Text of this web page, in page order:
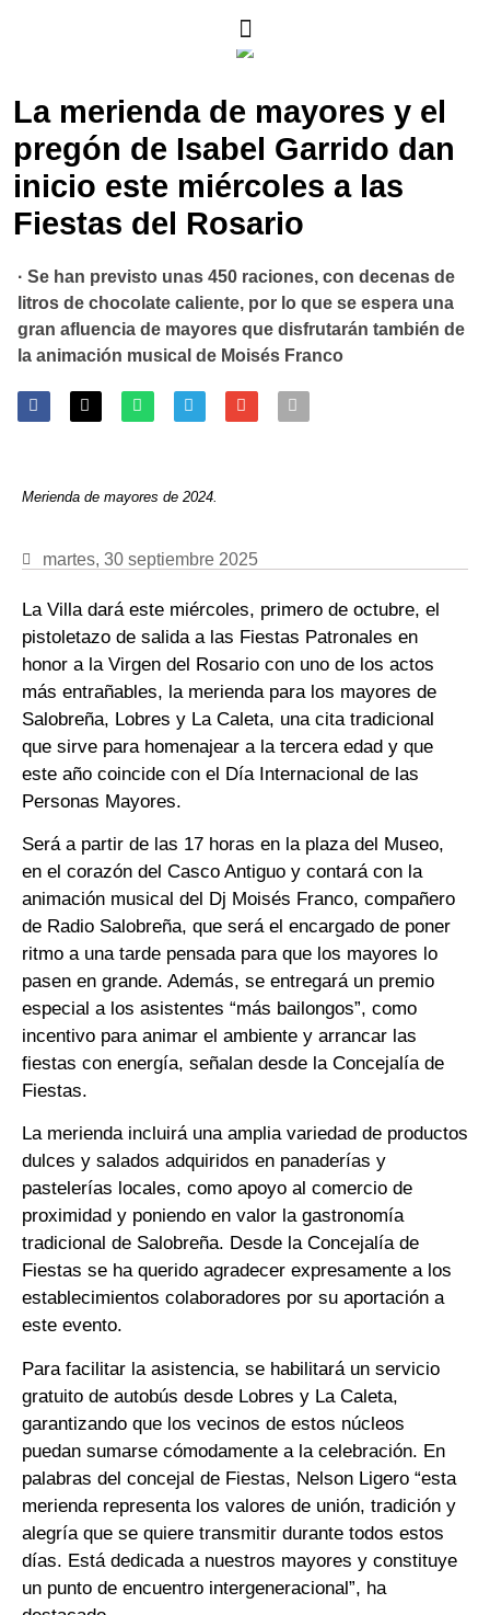
La merienda de mayores y el
pregón de Isabel Garrido dan
inicio este miércoles a las
Fiestas del Rosario
· Se han previsto unas 450 raciones, con decenas de
litros de chocolate caliente, por lo que se espera una
gran afluencia de mayores que disfrutarán también de
la animación musical de Moisés Franco
Merienda de mayores de 2024.
martes, 30 septiembre 2025
La Villa dará este miércoles, primero de octubre, el
pistoletazo de salida a las Fiestas Patronales en
honor a la Virgen del Rosario con uno de los actos
más entrañables, la merienda para los mayores de
Salobreña, Lobres y La Caleta, una cita tradicional
que sirve para homenajear a la tercera edad y que
este año coincide con el Día Internacional de las
Personas Mayores.
Será a partir de las 17 horas en la plaza del Museo,
en el corazón del Casco Antiguo y contará con la
animación musical del Dj Moisés Franco, compañero
de Radio Salobreña, que será el encargado de poner
ritmo a una tarde pensada para que los mayores lo
pasen en grande. Además, se entregará un premio
especial a los asistentes “más bailongos”, como
incentivo para animar el ambiente y arrancar las
fiestas con energía, señalan desde la Concejalía de
Fiestas.
La merienda incluirá una amplia variedad de productos
dulces y salados adquiridos en panaderías y
pastelerías locales, como apoyo al comercio de
proximidad y poniendo en valor la gastronomía
tradicional de Salobreña. Desde la Concejalía de
Fiestas se ha querido agradecer expresamente a los
establecimientos colaboradores por su aportación a
este evento.
Para facilitar la asistencia, se habilitará un servicio
gratuito de autobús desde Lobres y La Caleta,
garantizando que los vecinos de estos núcleos
puedan sumarse cómodamente a la celebración. En
palabras del concejal de Fiestas, Nelson Ligero “esta
merienda representa los valores de unión, tradición y
alegría que se quiere transmitir durante todos estos
días. Está dedicada a nuestros mayores y constituye
un punto de encuentro intergeneracional”, ha